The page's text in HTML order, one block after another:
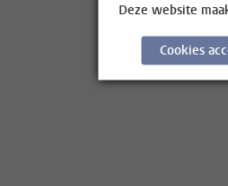
Deze website
Cookies